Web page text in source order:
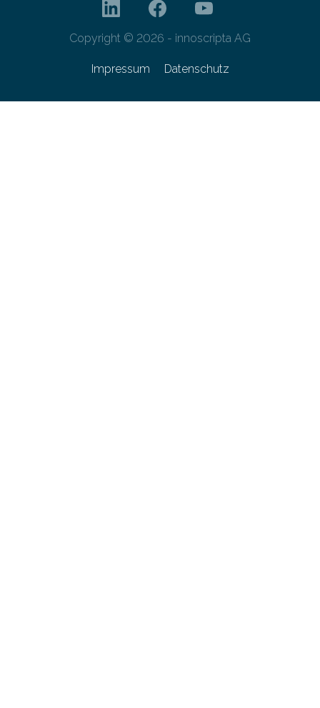
Copyright © 2026 - innoscripta AG
Impressum Datenschutz